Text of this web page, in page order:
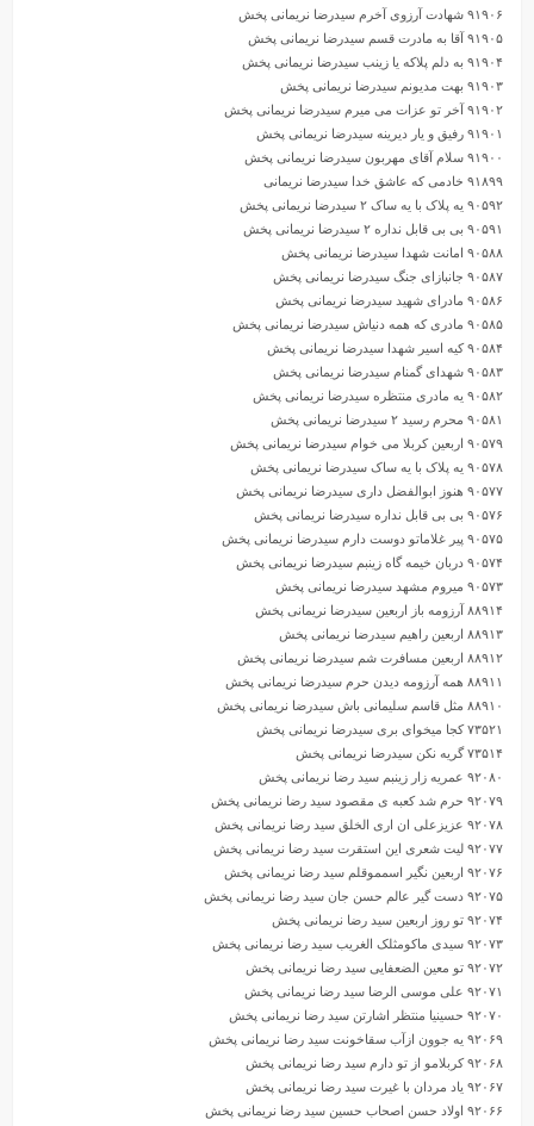
۹۱۹۰۶ شهادت آرزوی آخرم سیدرضا نریمانی پخش
۹۱۹۰۵ آقا به مادرت قسم سیدرضا نریمانی پخش
۹۱۹۰۴ به دلم پلاکه یا زینب سیدرضا نریمانی پخش
۹۱۹۰۳ بهت مدیونم سیدرضا نریمانی پخش
۹۱۹۰۲ آخر تو عزات می میرم سیدرضا نریمانی پخش
۹۱۹۰۱ رفیق و یار دیرینه سیدرضا نریمانی پخش
۹۱۹۰۰ سلام آقای مهربون سیدرضا نریمانی پخش
۹۱۸۹۹ خادمی که عاشق خدا سیدرضا نریمانی
۹۰۵۹۲ یه پلاک با یه ساک ۲ سیدرضا نریمانی پخش
۹۰۵۹۱ بی بی قابل نداره ۲ سیدرضا نریمانی پخش
۹۰۵۸۸ امانت شهدا سیدرضا نریمانی پخش
۹۰۵۸۷ جانبازای جنگ سیدرضا نریمانی پخش
۹۰۵۸۶ مادرای شهید سیدرضا نریمانی پخش
۹۰۵۸۵ مادری که همه دنیاش سیدرضا نریمانی پخش
۹۰۵۸۴ کیه اسیر شهدا سیدرضا نریمانی پخش
۹۰۵۸۳ شهدای گمنام سیدرضا نریمانی پخش
۹۰۵۸۲ یه مادری منتظره سیدرضا نریمانی پخش
۹۰۵۸۱ محرم رسید ۲ سیدرضا نریمانی پخش
۹۰۵۷۹ اربعین کربلا می خوام سیدرضا نریمانی پخش
۹۰۵۷۸ یه پلاک با یه ساک سیدرضا نریمانی پخش
۹۰۵۷۷ هنوز ابوالفضل داری سیدرضا نریمانی پخش
۹۰۵۷۶ بی بی قابل نداره سیدرضا نریمانی پخش
۹۰۵۷۵ پیر غلاماتو دوست دارم سیدرضا نریمانی پخش
۹۰۵۷۴ دربان خیمه گاه زینبم سیدرضا نریمانی پخش
۹۰۵۷۳ میروم مشهد سیدرضا نریمانی پخش
۸۸۹۱۴ آرزومه باز اربعین سیدرضا نریمانی پخش
۸۸۹۱۳ اربعین راهیم سیدرضا نریمانی پخش
۸۸۹۱۲ اربعین مسافرت شم سیدرضا نریمانی پخش
۸۸۹۱۱ همه آرزومه دیدن حرم سیدرضا نریمانی پخش
۸۸۹۱۰ مثل قاسم سلیمانی باش سیدرضا نریمانی پخش
۷۳۵۲۱ کجا میخوای بری سیدرضا نریمانی پخش
۷۳۵۱۴ گریه نکن سیدرضا نریمانی پخش
۹۲۰۸۰ عمریه زار زینبم سید رضا نریمانی پخش
۹۲۰۷۹ حرم شد کعبه ی مقصود سید رضا نریمانی پخش
۹۲۰۷۸ عزیزعلی ان اری الخلق سید رضا نریمانی پخش
۹۲۰۷۷ لیت شعری این استقرت سید رضا نریمانی پخش
۹۲۰۷۶ اربعین نگیر اسمموقلم سید رضا نریمانی پخش
۹۲۰۷۵ دست گیر عالم حسن جان سید رضا نریمانی پخش
۹۲۰۷۴ تو روز اربعین سید رضا نریمانی پخش
۹۲۰۷۳ سیدی ماکومثلک الغریب سید رضا نریمانی پخش
۹۲۰۷۲ تو معین الضعفایی سید رضا نریمانی پخش
۹۲۰۷۱ علی موسی الرضا سید رضا نریمانی پخش
۹۲۰۷۰ حسینیا منتظر اشارتن سید رضا نریمانی پخش
۹۲۰۶۹ یه جوون ازآب سقاخونت سید رضا نریمانی پخش
۹۲۰۶۸ کربلامو از تو دارم سید رضا نریمانی پخش
۹۲۰۶۷ یاد مردان با غیرت سید رضا نریمانی پخش
۹۲۰۶۶ اولاد حسن اصحاب حسین سید رضا نریمانی پخش